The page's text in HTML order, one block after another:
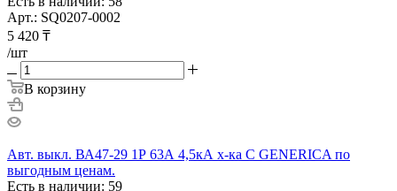
Арт.: SQ0207-0002
5 420 ₸
/шт
В корзину
Авт. выкл. ВА47-29 1Р 63А 4,5кА х-ка С GENERICA по
выгодным ценам.
Есть в наличии: 59